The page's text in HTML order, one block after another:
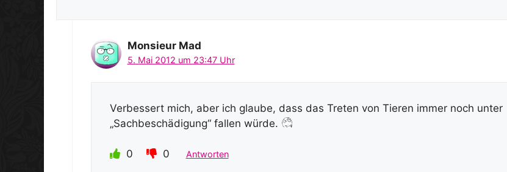
Monsieur Mad
5. Mai 2012 um 23:47 Uhr
Verbessert mich, aber ich glaube, dass das Treten von Tieren immer noch unter
„Sachbeschädigung“ fallen würde.
0 0 Antworten